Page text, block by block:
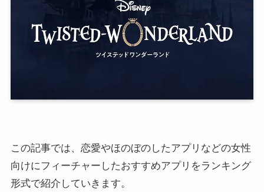
この記事では、恋愛やほのぼのしたアプリなどの女性
向けにフィーチャーしたおすすめアプリをランキング
形式で紹介していきます。